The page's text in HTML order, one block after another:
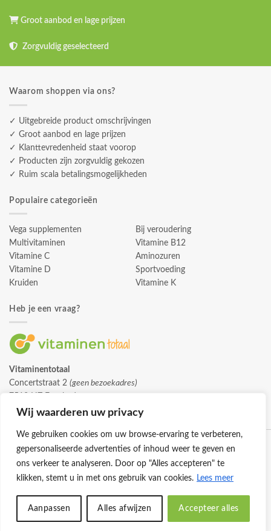
Wij waarderen uw privacy
We gebruiken cookies om uw browse-ervaring te verbeteren,
gepersonaliseerde advertenties of inhoud weer te geven en
ons verkeer te analyseren. Door op "Alles accepteren" te
klikken, stemt u in met ons gebruik van cookies. Lees meer
Aanpassen Alles afwijzen Accepteer alles
Groot aanbod en lage prijzen
Zorgvuldig geselecteerd
Waarom shoppen via ons?
✓ Uitgebreide product omschrijvingen
✓ Groot aanbod en lage prijzen
✓ Klanttevredenheid staat voorop
✓ Producten zijn zorgvuldig gekozen
✓ Ruim scala betalingsmogelijkheden
Populaire categorieën
Vega supplementen
Multivitaminen
Vitamine C
Vitamine D
Kruiden
Bij veroudering
Vitamine B12
Aminozuren
Sportvoeding
Vitamine K
Heb je een vraag?
Vitaminentotaal
Concertstraat 2 (geen bezoekadres)
info@vitaminentotaal.nl
© 2026 -Vitaminentotaal.nl